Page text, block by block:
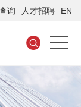
询 人才招聘 EN